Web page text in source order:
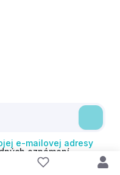
e-mailovej adresy
oznámení
ods. 1 písm. a)
môžem kedykoľvek